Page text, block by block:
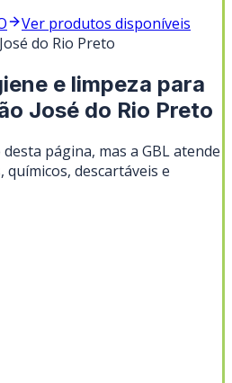
Ver produtos disponíveis
do Rio Preto
e limpeza para
José do Rio Preto
página, mas a GBL atende
químicos, descartáveis e